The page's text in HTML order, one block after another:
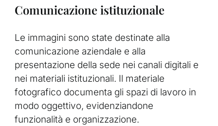
Comunicazione istituzionale
Le immagini sono state destinate alla
comunicazione aziendale e alla
presentazione della sede nei canali digitali e
nei materiali istituzionali. Il materiale
fotografico documenta gli spazi di lavoro in
modo oggettivo, evidenziandone
funzionalità e organizzazione.